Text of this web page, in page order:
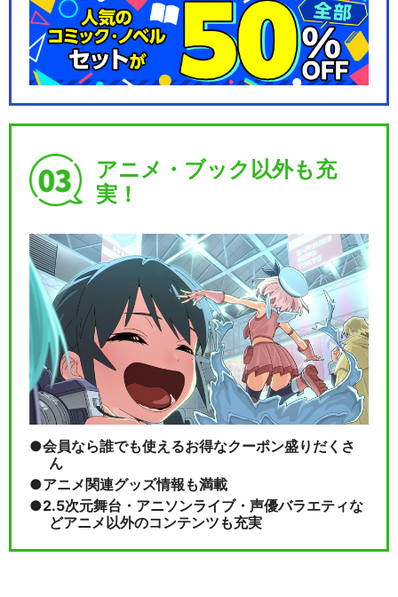
アニメ・ブック以外も充
実！
会員なら誰でも使えるお得なクーポン盛りだくさ
ん
アニメ関連グッズ情報も満載
2.5次元舞台・アニソンライブ・声優バラエティな
どアニメ以外のコンテンツも充実